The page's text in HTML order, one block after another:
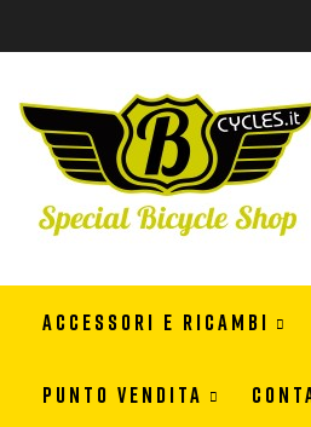
ACCESSORI E RICAMBI
PUNTO VENDITA